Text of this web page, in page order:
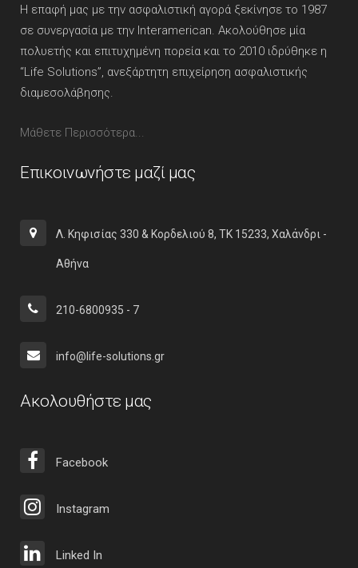
Η επαφή μας με την ασφαλιστική αγορά ξεκίνησε το 1987
σε συνεργασία με την Interamerican. Ακολούθησε μία
πολυετής και επιτυχημένη πορεία και το 2010 ιδρύθηκε η
“Life Solutions”, ανεξάρτητη επιχείρηση ασφαλιστικής
διαμεσολάβησης.
Μάθετε Περισσότερα...
Επικοινωνήστε μαζί μας
Λ. Κηφισίας 330 & Κορδελιού 8, ΤΚ 15233, Χαλάνδρι -
Αθήνα
210-6800935 - 7
info@life-solutions.gr
Ακολουθήστε μας
Facebook
Instagram
Linked In